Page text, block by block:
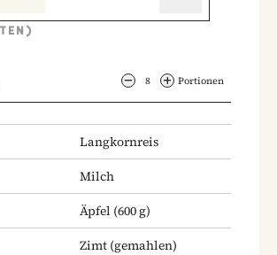
8 Portionen
Langkornreis
Milch
Äpfel (600 g)
Zimt (gemahlen)